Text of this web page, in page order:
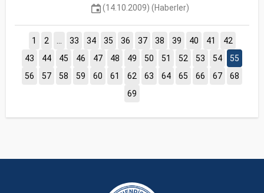
(14.10.2009) (Haberler)
1 2 33 34 35 36 37 38 39 40 41
42
43
44 45 46 47 48 49 50 51 52 53 54
55
56
57 58 59 60 61 62 63 64 65 66 67
68
69